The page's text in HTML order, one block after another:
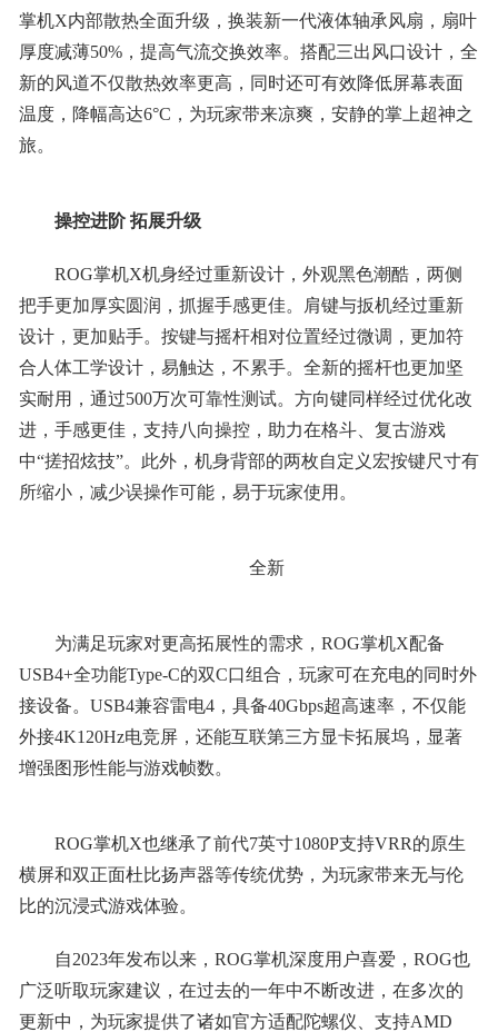
掌机X内部散热全面升级，换装新一代液体轴承风扇，扇叶
厚度减薄50%，提高气流交换效率。搭配三出风口设计，全
新的风道不仅散热效率更高，同时还可有效降低屏幕表面
温度，降幅高达6°C，为玩家带来凉爽，安静的掌上超神之
旅。
操控进阶 拓展升级
ROG掌机X机身经过重新设计，外观黑色潮酷，两侧
把手更加厚实圆润，抓握手感更佳。肩键与扳机经过重新
设计，更加贴手。按键与摇杆相对位置经过微调，更加符
合人体工学设计，易触达，不累手。全新的摇杆也更加坚
实耐用，通过500万次可靠性测试。方向键同样经过优化改
进，手感更佳，支持八向操控，助力在格斗、复古游戏
中“搓招炫技”。此外，机身背部的两枚自定义宏按键尺寸有
所缩小，减少误操作可能，易于玩家使用。
全新
为满足玩家对更高拓展性的需求，ROG掌机X配备
USB4+全功能Type-C的双C口组合，玩家可在充电的同时外
接设备。USB4兼容雷电4，具备40Gbps超高速率，不仅能
外接4K120Hz电竞屏，还能互联第三方显卡拓展坞，显著
增强图形性能与游戏帧数。
ROG掌机X也继承了前代7英寸1080P支持VRR的原生
横屏和双正面杜比扬声器等传统优势，为玩家带来无与伦
比的沉浸式游戏体验。
自2023年发布以来，ROG掌机深度用户喜爱，ROG也
广泛听取玩家建议，在过去的一年中不断改进，在多次的
更新中，为玩家提供了诸如官方适配陀螺仪、支持AMD